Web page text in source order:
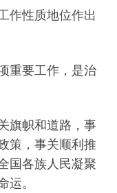
性质地位作出
要工作，是治
帜和道路，事
策，事关顺利推
国各族人民凝聚
。